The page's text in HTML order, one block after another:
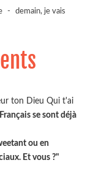
-
demain, je vais
ton Dieu Qui t'ai
se sont déjà
ou en
Et vous ?"